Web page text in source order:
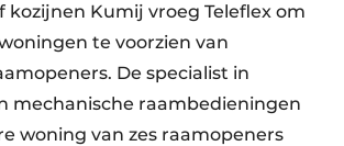
kozijnen Kumij vroeg Teleflex om
te voorzien van
De specialist in
mechanische raambedieningen
woning van zes raamopeners